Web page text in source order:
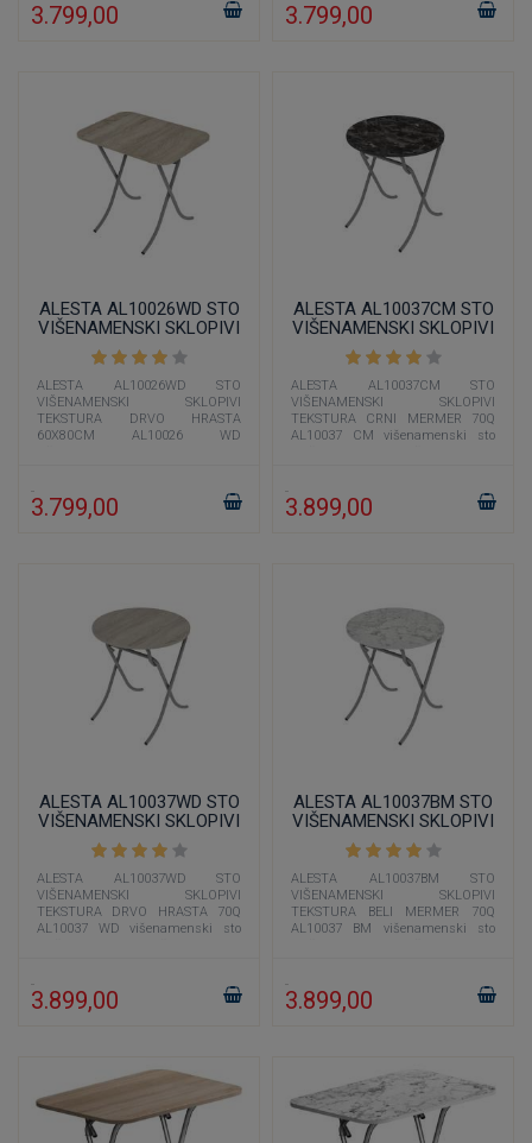
3.799,00 3.799,00
ALESTA AL10026WD STO
VIŠENAMENSKI SKLOPIVI
TEKSTURA DRVO HRASTA
60X80CM
ALESTA AL10026WD STO
VIŠENAMENSKI SKLOPIVI
TEKSTURA DRVO HRASTA
60X80CM AL10026 WD
3.799,00
ALESTA AL10037CM STO
VIŠENAMENSKI SKLOPIVI
TEKSTURA CRNI MERMER
70Q
ALESTA AL10037CM STO
VIŠENAMENSKI SKLOPIVI
TEKSTURA CRNI MERMER 70Q
AL10037 CM višenamenski sto
3.899,00
ALESTA AL10037WD STO
VIŠENAMENSKI SKLOPIVI
TEKSTURA DRVO HRASTA
70Q
ALESTA AL10037WD STO
VIŠENAMENSKI SKLOPIVI
TEKSTURA DRVO HRASTA 70Q
AL10037 WD višenamenski sto
3.899,00
ALESTA AL10037BM STO
VIŠENAMENSKI SKLOPIVI
TEKSTURA BELI MERMER
70Q
ALESTA AL10037BM STO
VIŠENAMENSKI SKLOPIVI
TEKSTURA BELI MERMER 70Q
AL10037 BM višenamenski sto
3.899,00